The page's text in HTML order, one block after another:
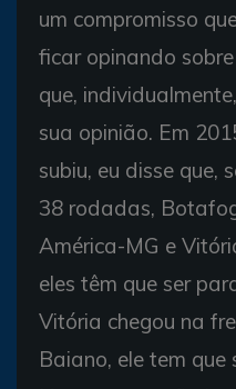
um compromisso
ficar opinando
que,
sua opinião. Em
subiu, eu disse que,
38 rodadas,
América-MG e
eles têm que ser
Vitória chegou na
Baiano, ele tem